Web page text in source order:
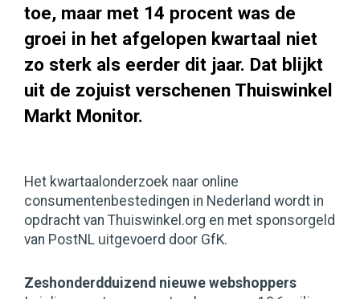
toe, maar met 14 procent was de
groei in het afgelopen kwartaal niet
zo sterk als eerder dit jaar. Dat blijkt
uit de zojuist verschenen Thuiswinkel
Markt Monitor.
Het kwartaalonderzoek naar online
consumentenbestedingen in Nederland wordt in
opdracht van Thuiswinkel.org en met sponsorgeld
van PostNL uitgevoerd door GfK.
Zeshonderdduizend nieuwe webshoppers